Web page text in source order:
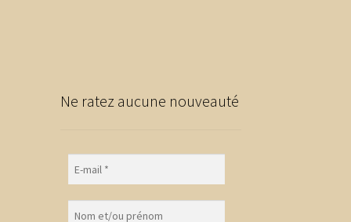
Ne ratez aucune nouveauté